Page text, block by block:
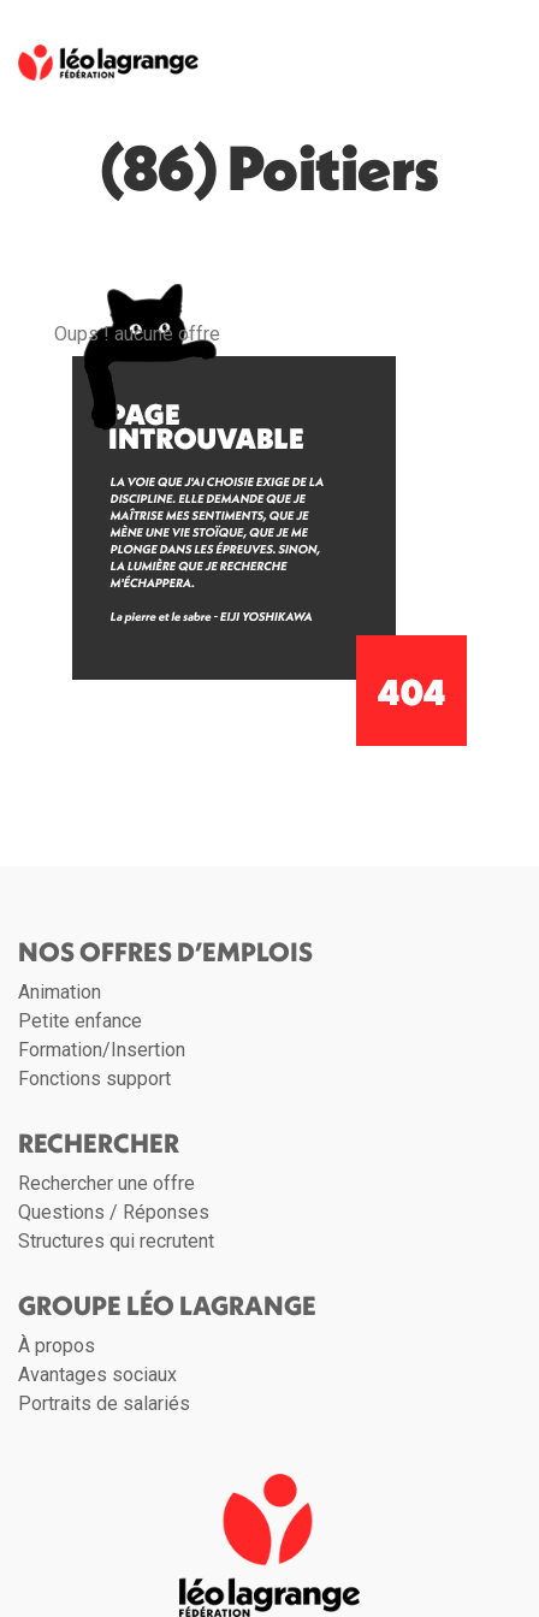
(86) Poitiers
Oups ! aucune offre
NOS OFFRES D’EMPLOIS
Animation
Petite enfance
Formation/Insertion
Fonctions support
RECHERCHER
Rechercher une offre
Questions / Réponses
Structures qui recrutent
GROUPE LÉO LAGRANGE
À propos
Avantages sociaux
Portraits de salariés